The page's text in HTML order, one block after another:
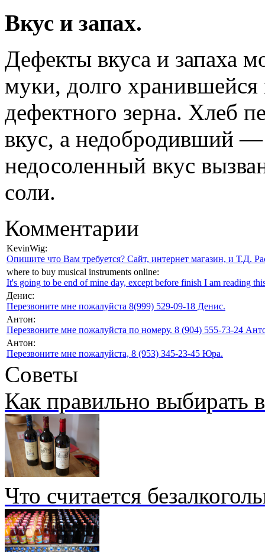
Вкус и запах.
Дефекты вкуса и запаха
муки, долго
дефектного зерна. Хлеб
вкус, а недобродивший
недосоленный вкус
соли.
Комментарии
KevinWig:
Опишите что Вам требуется? Сайт, интернет магазин, и Т.Д.
where to buy musical instruments online:
It's going to be end of mine day, except before finish I am reading
Денис:
Перезвоните мне пожалуйста 8(999) 529-09-18 Денис.
Антон:
Перезвоните мне пожалуйста по номеру. 8 (904) 555-73-24
Антон:
Перезвоните мне пожалуйста, 8 (953) 345-23-45 Юра.
Советы
Как правильно выбирать
Что считается